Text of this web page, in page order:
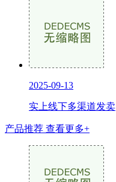
2025-09-13
实上线下多渠道发卖
产品推荐 查看更多+